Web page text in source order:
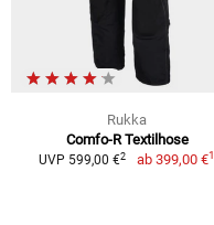
Rukka
Comfo-R Textilhose
UVP 599,00 €2 ab 399,00 €1